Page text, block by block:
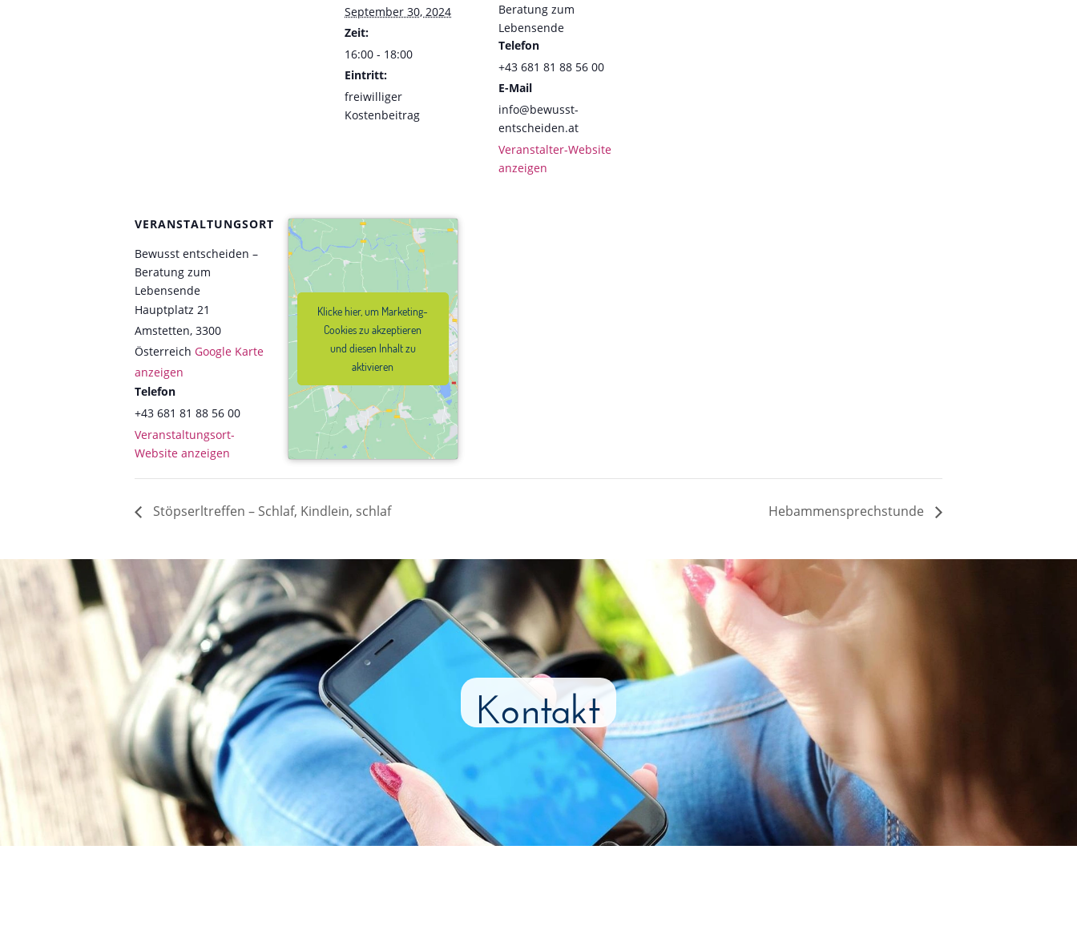
September 30, 2024
Zeit:
16:00 - 18:00
Eintritt:
freiwilliger
Kostenbeitrag
Beratung zum
Lebensende
Telefon
+43 681 81 88 56 00
E-Mail
info@bewusst-
entscheiden.at
Veranstalter-Website
anzeigen
VERANSTALTUNGSORT
Bewusst entscheiden –
Beratung zum
Lebensende
Hauptplatz 21
Amstetten, 3300
Österreich Google Karte
anzeigen
Telefon
+43 681 81 88 56 00
Veranstaltungsort-
Website anzeigen
Klicke hier, um Marketing-
Cookies zu akzeptieren
und diesen Inhalt zu
aktivieren
Klicke hier, um Marketing-
Cookies zu akzeptieren
und diesen Inhalt zu
aktivieren
Stöpserltreffen – Schlaf, Kindlein, schlaf Hebammensprechstunde
Kontakt